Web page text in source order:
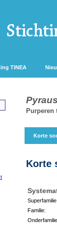
TINEA
Korte
Korte
Superfamilie:
Familie: